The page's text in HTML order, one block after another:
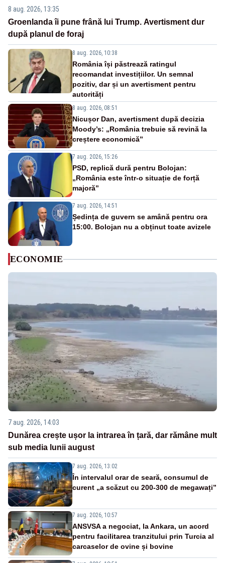
8 aug. 2026, 13:35
Groenlanda îi pune frână lui Trump. Avertisment dur
după planul de foraj
8 aug. 2026, 10:38
România își păstrează ratingul
recomandat investițiilor. Un semnal
pozitiv, dar și un avertisment pentru
autorități
8 aug. 2026, 08:51
Nicușor Dan, avertisment după decizia
Moody’s: „România trebuie să revină la
creștere economică”
7 aug. 2026, 15:26
PSD, replică dură pentru Bolojan:
„România este într-o situație de forță
majoră”
7 aug. 2026, 14:51
Ședința de guvern se amână pentru ora
15:00. Bolojan nu a obținut toate avizele
ECONOMIE
7 aug. 2026, 14:03
Dunărea crește ușor la intrarea în țară, dar rămâne mult
sub media lunii august
7 aug. 2026, 13:02
În intervalul orar de seară, consumul de
curent „a scăzut cu 200-300 de megawați”
7 aug. 2026, 10:57
ANSVSA a negociat, la Ankara, un acord
pentru facilitarea tranzitului prin Turcia al
carcaselor de ovine și bovine